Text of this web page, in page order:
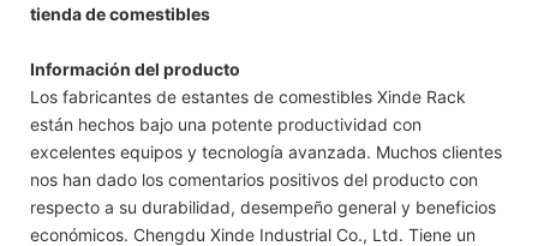
tienda de comestibles
Información del producto
Los fabricantes de estantes de comestibles Xinde Rack
están hechos bajo una potente productividad con
excelentes equipos y tecnología avanzada. Muchos clientes
nos han dado los comentarios positivos del producto con
respecto a su durabilidad, desempeño general y beneficios
económicos. Chengdu Xinde Industrial Co., Ltd. Tiene un